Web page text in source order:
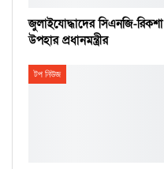
জুলাইযোদ্ধাদের সিএনজি-রিকশা
উপহার প্রধানমন্ত্রীর
টপ নিউজ